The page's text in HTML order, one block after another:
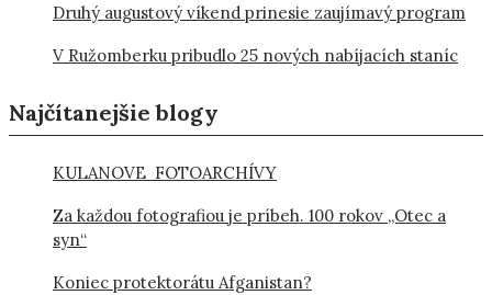
Druhý augustový víkend prinesie zaujímavý program
V Ružomberku pribudlo 25 nových nabíjacích staníc
Najčítanejšie blogy
KULANOVE FOTOARCHÍVY
Za každou fotografiou je príbeh. 100 rokov „Otec a
syn“
Koniec protektorátu Afganistan?